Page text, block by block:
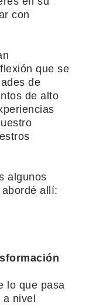
con
que se
de
de alto
algunos
allí:
lo que pasa
a nivel